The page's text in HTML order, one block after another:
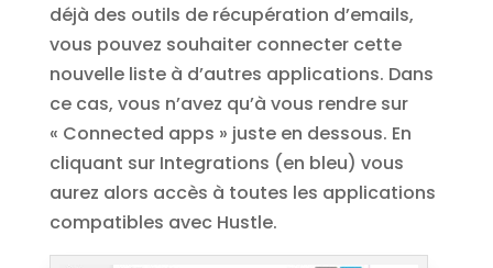
déjà des outils de récupération d’emails,
vous pouvez souhaiter connecter cette
nouvelle liste à d’autres applications. Dans
ce cas, vous n’avez qu’à vous rendre sur
« Connected apps » juste en dessous. En
cliquant sur Integrations (en bleu) vous
aurez alors accès à toutes les applications
compatibles avec Hustle.